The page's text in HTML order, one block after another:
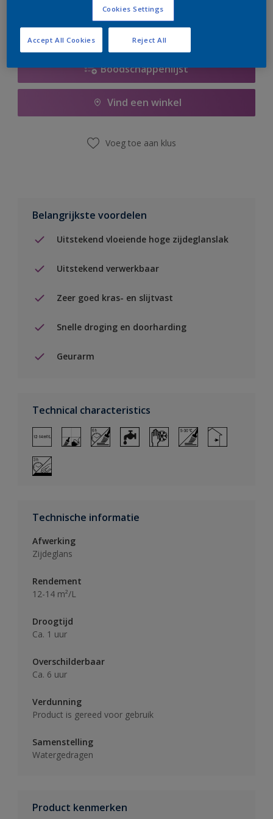
Boodschappenlijst
Vind een winkel
Voeg toe aan klus
Belangrijkste voordelen
Uitstekend vloeiende hoge zijdeglanslak
Uitstekend verwerkbaar
Zeer goed kras- en slijtvast
Snelle droging en doorharding
Geurarm
Technical characteristics
Technische informatie
Afwerking
Zijdeglans
Rendement
12-14 m²/L
Droogtijd
Ca. 1 uur
Overschilderbaar
Ca. 6 uur
Verdunning
Product is gereed voor gebruik
Samenstelling
Watergedragen
Product kenmerken
Cookies Settings
Reject All
Accept All Cookies